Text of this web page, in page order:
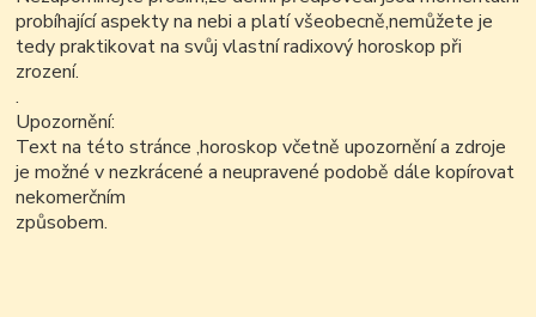
probíhající aspekty na nebi a platí všeobecně,nemůžete je
tedy praktikovat na svůj vlastní radixový horoskop při
zrození.
.
Upozornění:
Text na této stránce ,horoskop včetně upozornění a zdroje
je možné v nezkrácené a neupravené podobě dále kopírovat
nekomerčním
způsobem.